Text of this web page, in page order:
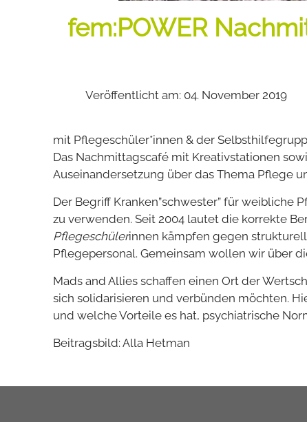
fem:POWER
Veröffentlicht am: 04. November 2019
mit Pflegeschüler*innen & der
Das Nachmittagscafé mit Kreativstationen
Auseinandersetzung über das Thema Pflege
Der Begriff Kranken”schwester” für weibliche
zu verwenden. Seit 2004 lautet die korrekte
Pflegeschülerinnen kämpfen gegen
Pflegepersonal. Gemeinsam wollen wir über
Mads and Allies schaffen einen Ort der
sich solidarisieren und verbünden möchten.
und welche Vorteile es hat, psychiatrische
Beitragsbild: Alla Hetman